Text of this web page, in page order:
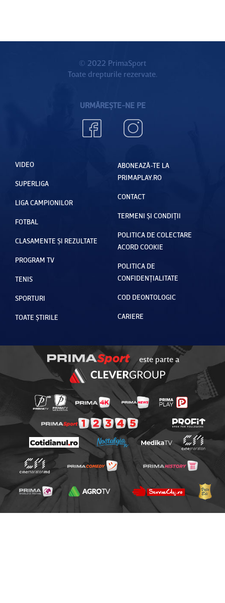
© 2022 PrimaSport
Toate drepturile rezervate.
URMĂREȘTE-NE PE
VIDEO
SUPERLIGA
LIGA CAMPIONILOR
FOTBAL
CLASAMENTE ȘI REZULTATE
PROGRAM TV
TENIS
SPORTURI
TOATE ȘTIRILE
ABONEAZĂ-TE LA
PRIMAPLAY.RO
CONTACT
TERMENI ȘI CONDIȚII
POLITICA DE COLECTARE
ACORD COOKIE
POLITICA DE
CONFIDENȚIALITATE
COD DEONTOLOGIC
CARIERE
este parte a